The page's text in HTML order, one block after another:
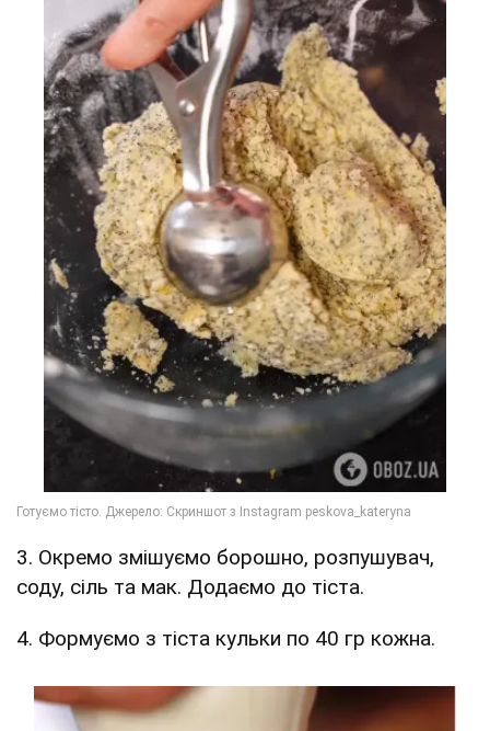
3. Окремо змішуємо борошно, розпушувач,
соду, сіль та мак. Додаємо до тіста.
4. Формуємо з тіста кульки по 40 гр кожна.